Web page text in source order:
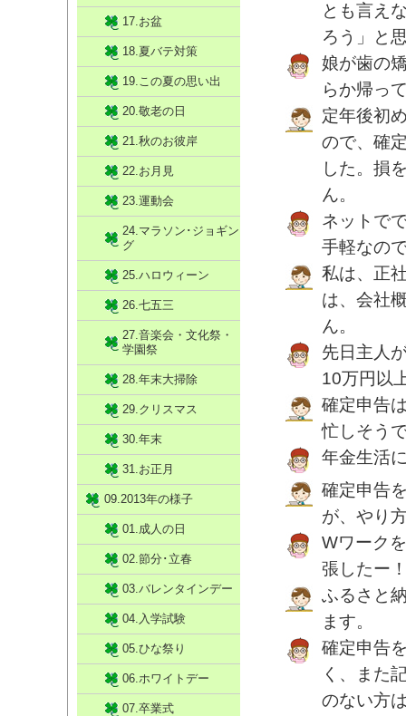
とも言え
ろう」と
娘が歯の
らか帰っ
定年後初
ので、確
した。損
ん。
ネットで
手軽なの
私は、正
は、会社
ん。
先日主人
10万円以
確定申告
忙しそう
年金生活
確定申告
が、やり
Wワーク
張したー
ふるさと
ます。
確定申告
く、また
のない方
17.お盆
18.夏バテ対策
19.この夏の思い出
20.敬老の日
21.秋のお彼岸
22.お月見
23.運動会
24.マラソン･ジョギン
グ
25.ハロウィーン
26.七五三
27.音楽会・文化祭・
学園祭
28.年末大掃除
29.クリスマス
30.年末
31.お正月
09.2013年の様子
01.成人の日
02.節分･立春
03.バレンタインデー
04.入学試験
05.ひな祭り
06.ホワイトデー
07.卒業式